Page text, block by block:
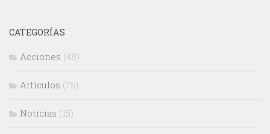
CATEGORÍAS
Acciones (48)
Artículos (75)
Noticias (15)